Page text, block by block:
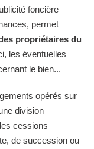
foncière
permet
propriétaires du
les éventuelles
le bien...
opérés sur
division
cessions
de succession ou